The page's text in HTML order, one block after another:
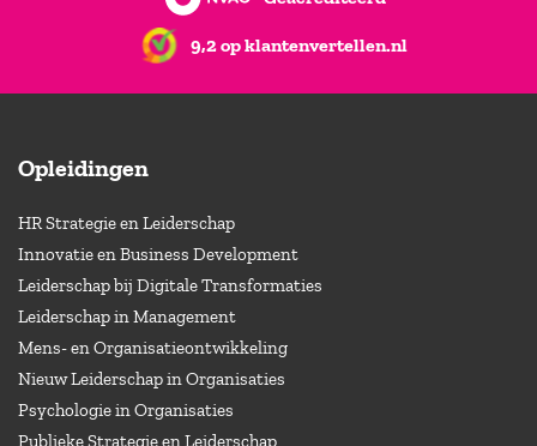
9,2 op klantenvertellen.nl
Opleidingen
HR Strategie en Leiderschap
Innovatie en Business Development
Leiderschap bij Digitale Transformaties
Leiderschap in Management
Mens- en Organisatieontwikkeling
Nieuw Leiderschap in Organisaties
Psychologie in Organisaties
Publieke Strategie en Leiderschap